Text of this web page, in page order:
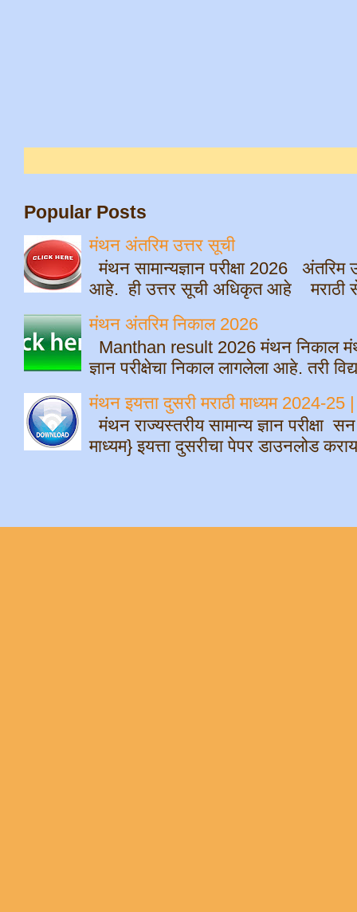
Popular Posts
मंथन अंतरिम उत्तर सूची
मंथन सामान्यज्ञान परीक्षा 2026
आहे. ही उत्तर सूची अधिकृत आहे मराठी
मंथन अंतरिम निकाल 2026
Manthan result 2026 मंथन निकाल
ज्ञान परीक्षेचा निकाल लागलेला आहे. तरी
मंथन इयत्ता दुसरी मराठी माध्यम 2024-
मंथन राज्यस्तरीय सामान्य ज्ञान परीक्षा
माध्यम} इयत्ता दुसरीचा पेपर डाउनलोड